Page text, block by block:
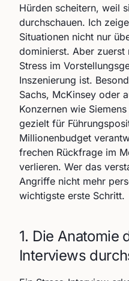
Hürden scheitern, weil
durchschauen. Ich
Situationen nicht nur
dominierst. Aber zuerst
Stress im
Inszenierung ist.
Sachs, McKinsey oder
Konzernen wie
gezielt für
Millionenbudget
frechen Rückfrage im
verlieren. Wer das
Angriffe nicht mehr
wichtigste erste Schritt.
1. Die Anatomie
Interviews